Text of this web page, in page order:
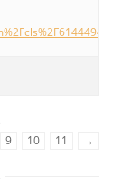
9 10 11 →